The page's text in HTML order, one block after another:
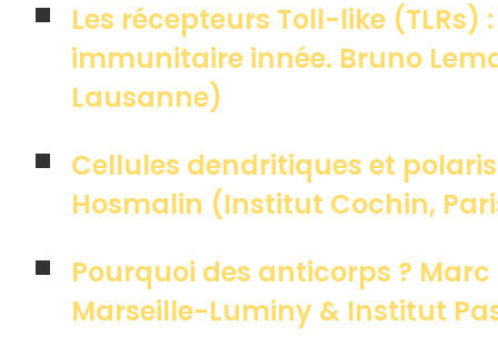
Les récepteurs Toll-like
immunitaire innée. Bruno
Lausanne)
Cellules dendritiques et
Hosmalin (Institut Cochin,
Pourquoi des anticorps ?
Marseille-Luminy & Institut